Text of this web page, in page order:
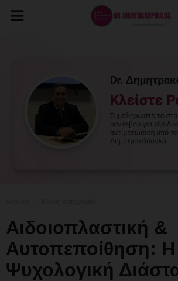
Αιδοιοπλαστική &
Αυτοπεποίθηση: Η
Ψυχολογική